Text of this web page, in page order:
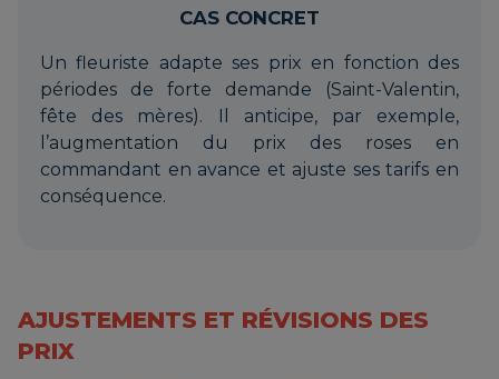
CAS CONCRET
Un fleuriste adapte ses prix en fonction des
périodes de forte demande (Saint-Valentin,
fête des mères). Il anticipe, par exemple,
l’augmentation du prix des roses en
commandant en avance et ajuste ses tarifs en
conséquence.
AJUSTEMENTS ET RÉVISIONS DES
PRIX